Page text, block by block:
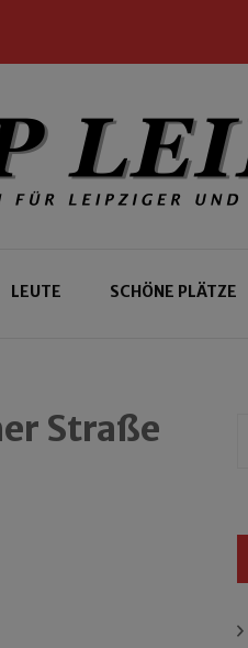
LEUTE SCHÖNE PLÄTZE
Straße